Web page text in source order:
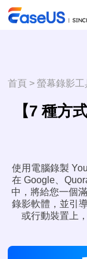
首頁 >螢幕錄影工
【7 種方
使用電腦錄製
在 Google、
中，將給您一個
錄影軟體，並引
或行動裝置上